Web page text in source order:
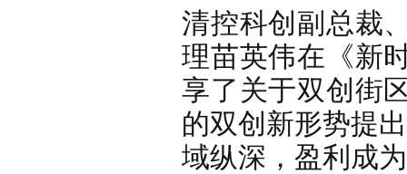
清控科创副总裁
理苗英伟在《新
享了关于双创街
的双创新形势提
域纵深，盈利成